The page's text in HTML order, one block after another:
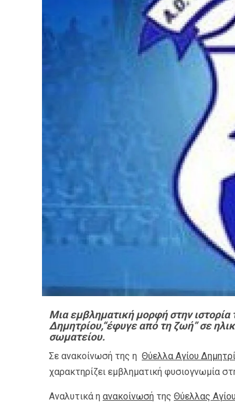
Μια εμβληματική μορφή στην ιστορία
Δημητρίου,“έφυγε από τη ζωή” σε
σωματείου.
Σε ανακοίνωσή της η Θύελλα Αγίου
χαρακτηρίζει εμβληματική φυσιογνωμία
Αναλυτικά η ανακοίνωσή της Θύελλας